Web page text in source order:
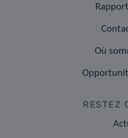
Où
RESTEZ